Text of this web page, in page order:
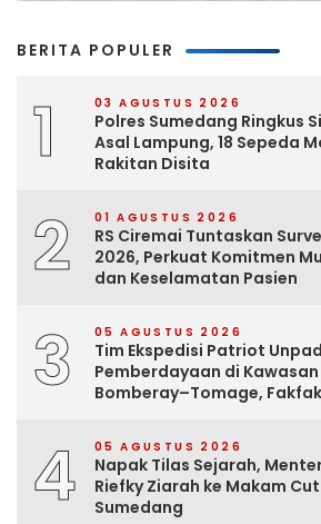
BERITA POPULER
1 03 AGUSTUS 2026
Polres Sumedang Ringkus
Asal Lampung, 18 Sepeda
Rakitan Disita
2 01 AGUSTUS 2026
RS Ciremai Tuntaskan
2026, Perkuat Komitmen
dan Keselamatan Pasien
3 05 AGUSTUS 2026
Tim Ekspedisi Patriot
Pemberdayaan di
Bomberay–Tomage, Fakfak
4 05 AGUSTUS 2026
Napak Tilas Sejarah,
Riefky Ziarah ke Makam
Sumedang